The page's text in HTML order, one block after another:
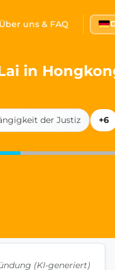
transparency, and
Über uns & FAQ
in
der Justiz
+6
(KI-generiert)